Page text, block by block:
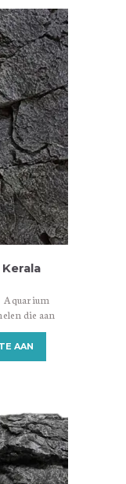
en
Aquarium
die aan
worden
te
visueel
en
AAN